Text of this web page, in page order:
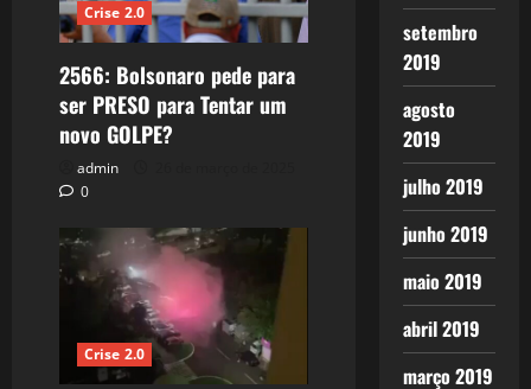
Crise 2.0
2566: Bolsonaro pede para
ser PRESO para Tentar um
novo GOLPE?
admin
0
Crise 2.0
setembro
2019
agosto
2019
julho 2019
junho 2019
maio 2019
abril 2019
março 2019